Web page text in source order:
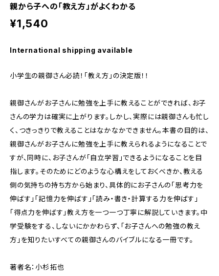
親から子への「教え方」がよくわかる
¥1,540
International shipping available
小学生の親御さん必読！「教え方」の決定版！！
親御さんがお子さんに勉強を上手に教えることができれば、お子
さんの学力は確実に上がります。しかし、実際には親御さんも忙し
く、つきっきりで教えることはなかなかできません。本書の目的は、
親御さんがお子さんに勉強を上手に教えられるようになることで
すが、同時に、お子さんが「自立学習」できるようになることを目
指します。そのためにどのような心構えをしておくべきか、教える
側の気持ちの持ち方から始まり、具体的にお子さんの「思考力を
伸ばす」「記憶力を伸ばす」「読み・書き・計算する力を伸ばす」
「得点力を伸ばす」教え方を一つ一つ丁寧に解説していきます。中
学受験をする、しないにかかわらず、「お子さんへの勉強の教え
方」を知りたいすべての親御さんのバイブルになる一冊です。
著者名：小杉拓也